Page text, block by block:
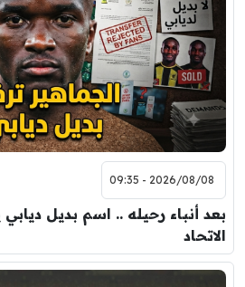
2026/08/08 - 09:35
بعد أنباء رحيله .. اسم بديل
الاتحاد